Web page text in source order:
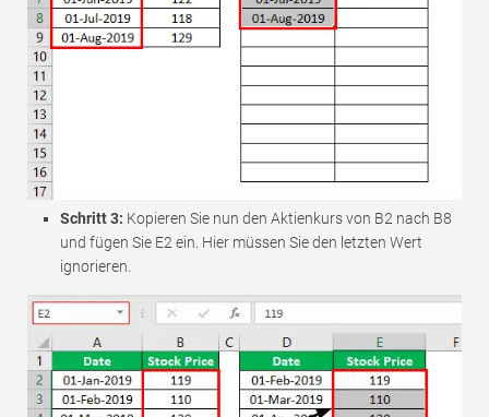
Schritt 3: Kopieren Sie nun den Aktienkurs von B2 nach B8
und fügen Sie E2 ein. Hier müssen Sie den letzten Wert
ignorieren.